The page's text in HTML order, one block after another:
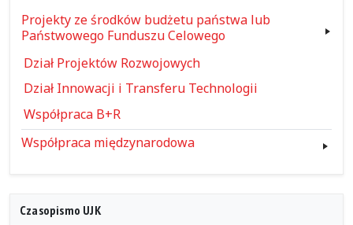
Projekty ze środków budżetu państwa lub
Państwowego Funduszu Celowego
Dział Projektów Rozwojowych
Dział Innowacji i Transferu Technologii
Współpraca B+R
Współpraca międzynarodowa
Czasopismo UJK